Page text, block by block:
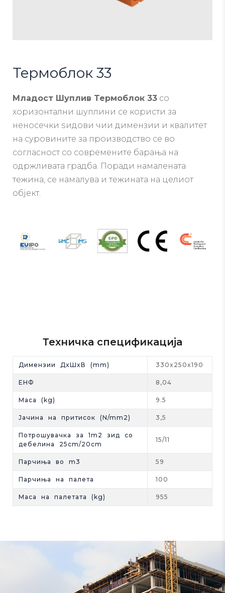
Teрмоблок 33
Младост Шуплив Teрмоблок 33 со
хоризонтални шуплини се користи за
неносечки ѕидови чии димензии и квалитет
на суровините за производство се во
согласност со современите барања на
одржливата градба. Поради намалената
тежина, се намалува и тежината на целиот
објект.
Техничка спецификација
Димензии ДxШxВ (mm) 330x250x190
EНФ 8,04
Maса (kg) 9.5
Јачина на притисок (N/mm2) 3,5
Потрошувачка за 1m2 зид со
дебелина 25cm/20cm
15/11
Парчиња во m3 59
Парчиња на палета 100
Maса на палетата (kg) 955